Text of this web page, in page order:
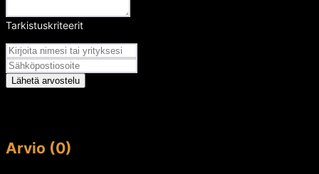
Tarkistuskriteerit
Lähetä arvostelu
Arvio (0)